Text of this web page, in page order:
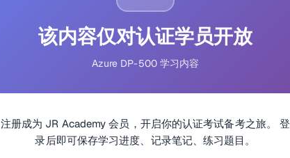
该内容仅对认证学员开放
Azure DP-500 学习内容
注册成为 JR Academy 会员，开启你的认证考试备考之旅。 登
录后即可保存学习进度、记录笔记、练习题目。